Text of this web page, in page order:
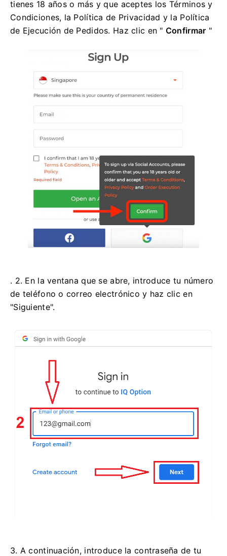
tienes 18 años o más y que aceptes los Términos y
Condiciones, la Política de Privacidad y la Política
de Ejecución de Pedidos. Haz clic en " Confirmar "
. 2. En la ventana que se abre, introduce tu número
de teléfono o correo electrónico y haz clic en
"Siguiente".
3. A continuación, introduce la contraseña de tu